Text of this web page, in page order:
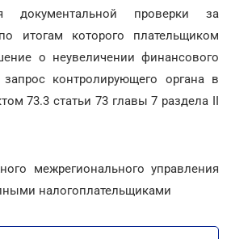
документальной проверки за
итогам которого плательщиком
о неувеличении финансового
контролирующего органа в
73.3 статьи 73 главы 7 раздела II
межрегионального управления
налогоплательщиками